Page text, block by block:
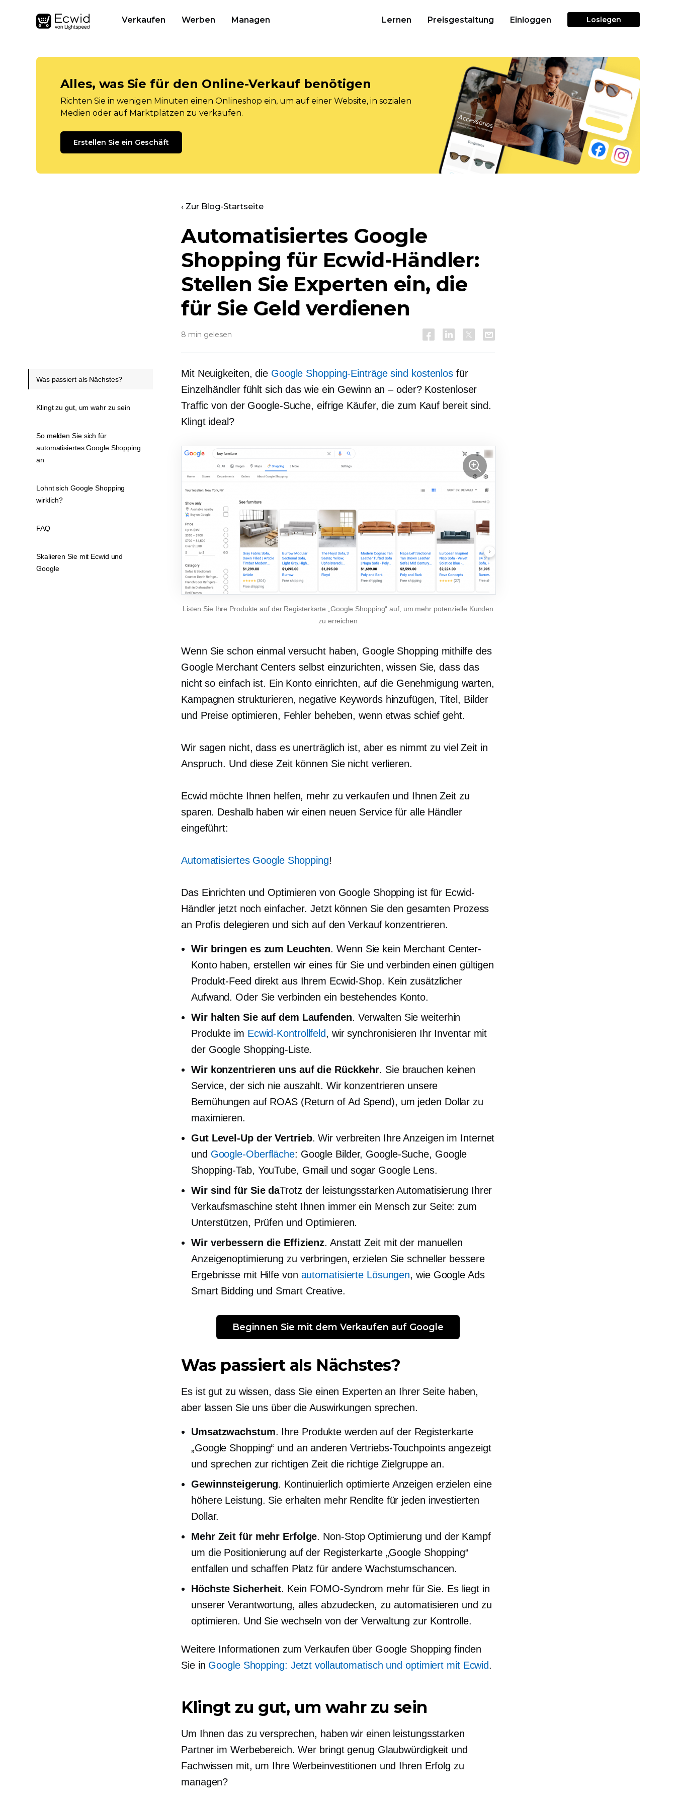
Verkaufen Werben Managen Lernen Preisgestaltung Einloggen Loslegen
Alles, was Sie für den Online-Verkauf benötigen
Richten Sie in wenigen Minuten einen Onlineshop ein, um auf einer Website, in sozialen
Medien oder auf Marktplätzen zu verkaufen.
Erstellen Sie ein Geschäft
‹ Zur Blog-Startseite
Automatisiertes Google
Shopping für Ecwid-Händler:
Stellen Sie Experten ein, die
für Sie Geld verdienen
8 min gelesen
Mit Neuigkeiten, die Google Shopping-Einträge sind kostenlos für
Einzelhändler fühlt sich das wie ein Gewinn an – oder? Kostenloser
Traffic von der Google-Suche, eifrige Käufer, die zum Kauf bereit sind.
Klingt ideal?
Listen Sie Ihre Produkte auf der Registerkarte „Google Shopping“ auf, um mehr potenzielle Kunden
zu erreichen
Wenn Sie schon einmal versucht haben, Google Shopping mithilfe des
Google Merchant Centers selbst einzurichten, wissen Sie, dass das
nicht so einfach ist. Ein Konto einrichten, auf die Genehmigung warten,
Kampagnen strukturieren, negative Keywords hinzufügen, Titel, Bilder
und Preise optimieren, Fehler beheben, wenn etwas schief geht.
Wir sagen nicht, dass es unerträglich ist, aber es nimmt zu viel Zeit in
Anspruch. Und diese Zeit können Sie nicht verlieren.
Ecwid möchte Ihnen helfen, mehr zu verkaufen und Ihnen Zeit zu
sparen. Deshalb haben wir einen neuen Service für alle Händler
eingeführt:
Automatisiertes Google Shopping!
Das Einrichten und Optimieren von Google Shopping ist für Ecwid-
Händler jetzt noch einfacher. Jetzt können Sie den gesamten Prozess
an Profis delegieren und sich auf den Verkauf konzentrieren.
Wir bringen es zum Leuchten. Wenn Sie kein Merchant Center-
Konto haben, erstellen wir eines für Sie und verbinden einen gültigen
Produkt-Feed direkt aus Ihrem Ecwid-Shop. Kein zusätzlicher
Aufwand. Oder Sie verbinden ein bestehendes Konto.
Wir halten Sie auf dem Laufenden. Verwalten Sie weiterhin
Produkte im Ecwid-Kontrollfeld, wir synchronisieren Ihr Inventar mit
der Google Shopping-Liste.
Wir konzentrieren uns auf die Rückkehr. Sie brauchen keinen
Service, der sich nie auszahlt. Wir konzentrieren unsere
Bemühungen auf ROAS (Return of Ad Spend), um jeden Dollar zu
maximieren.
Gut Level-Upder Vertrieb. Wir verbreiten Ihre Anzeigen im Internet
und Google-Oberfläche: Google Bilder, Google-Suche, Google
Shopping-Tab, YouTube, Gmail und sogar Google Lens.
Wir sind für Sie daTrotz der leistungsstarken Automatisierung Ihrer
Verkaufsmaschine steht Ihnen immer ein Mensch zur Seite: zum
Unterstützen, Prüfen und Optimieren.
Wir verbessern die Effizienz. Anstatt Zeit mit der manuellen
Anzeigenoptimierung zu verbringen, erzielen Sie schneller bessere
Ergebnisse mit Hilfe von automatisierte Lösungen, wie Google Ads
Smart Bidding und Smart Creative.
Beginnen Sie mit dem Verkaufen auf Google
Was passiert als Nächstes?
Es ist gut zu wissen, dass Sie einen Experten an Ihrer Seite haben,
aber lassen Sie uns über die Auswirkungen sprechen.
Umsatzwachstum. Ihre Produkte werden auf der Registerkarte
„Google Shopping“ und an anderen Vertriebs-Touchpoints angezeigt
und sprechen zur richtigen Zeit die richtige Zielgruppe an.
Gewinnsteigerung. Kontinuierlich optimierte Anzeigen erzielen eine
höhere Leistung. Sie erhalten mehr Rendite für jeden investierten
Dollar.
Mehr Zeit für mehr Erfolge. Non-StopOptimierung und der Kampf
um die Positionierung auf der Registerkarte „Google Shopping“
entfallen und schaffen Platz für andere Wachstumschancen.
Höchste Sicherheit. Kein FOMO-Syndrom mehr für Sie. Es liegt in
unserer Verantwortung, alles abzudecken, zu automatisieren und zu
optimieren. Und Sie wechseln von der Verwaltung zur Kontrolle.
Weitere Informationen zum Verkaufen über Google Shopping finden
Sie in Google Shopping: Jetzt vollautomatisch und optimiert mit Ecwid.
Klingt zu gut, um wahr zu sein
Um Ihnen das zu versprechen, haben wir einen leistungsstarken
Partner im Werbebereich. Wer bringt genug Glaubwürdigkeit und
Fachwissen mit, um Ihre Werbeinvestitionen und Ihren Erfolg zu
managen?
Was passiert als Nächstes?
Klingt zu gut, um wahr zu sein
So melden Sie sich für
automatisiertes Google Shopping
an
Lohnt sich Google Shopping
wirklich?
FAQ
Skalieren Sie mit Ecwid und
Google